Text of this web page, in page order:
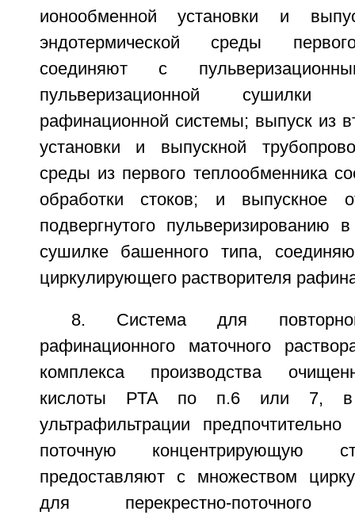
ионообменной установки и
эндотермической среды
соединяют с
пульверизационной сушилки
рафинационной системы; выпуск из
установки и выпускной
среды из первого теплообменника
обработки стоков; и выпускное
подвергнутого пульверизированию
сушилке башенного типа,
циркулирующего растворителя
8. Система для
рафинационного маточного
комплекса производства
кислоты РТА по п.6 или 7, в
ультрафильтрации
поточную концентрирующую
предоставляют с множеством
для перекрестно-поточного